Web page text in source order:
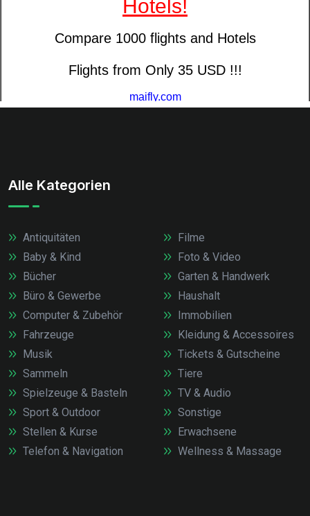
Alle Kategorien
Antiquitäten
Baby & Kind
Bücher
Büro & Gewerbe
Computer & Zubehör
Fahrzeuge
Filme
Foto & Video
Garten & Handwerk
Haushalt
Immobilien
Kleidung & Accessoires
Musik
Sammeln
Spielzeuge & Basteln
Sport & Outdoor
Stellen & Kurse
Telefon & Navigation
Tickets & Gutscheine
Tiere
TV & Audio
Sonstige
Erwachsene
Wellness & Massage